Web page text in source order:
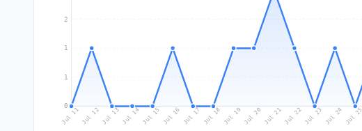
0
1
1
2
Jul 11Jul 12Jul 13 Jul 14Jul 15 Jul 16 Jul 17 Jul 18 Jul 19 Jul 20 Jul 21Jul 22Jul 23 Jul 24 Jul 25